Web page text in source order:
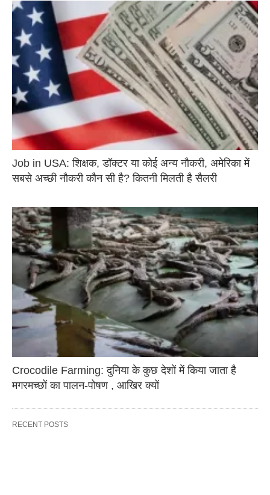
Job in USA: शिक्षक, डॉक्टर या कोई अन्य नौकरी, अमेरिका में
सबसे अच्छी नौकरी कौन सी है? कितनी मिलती है सैलरी
Crocodile Farming: दुनिया के कुछ देशों में किया जाता है
मगरमच्छों का पालन-पोषण , आखिर क्यों
RECENT POSTS